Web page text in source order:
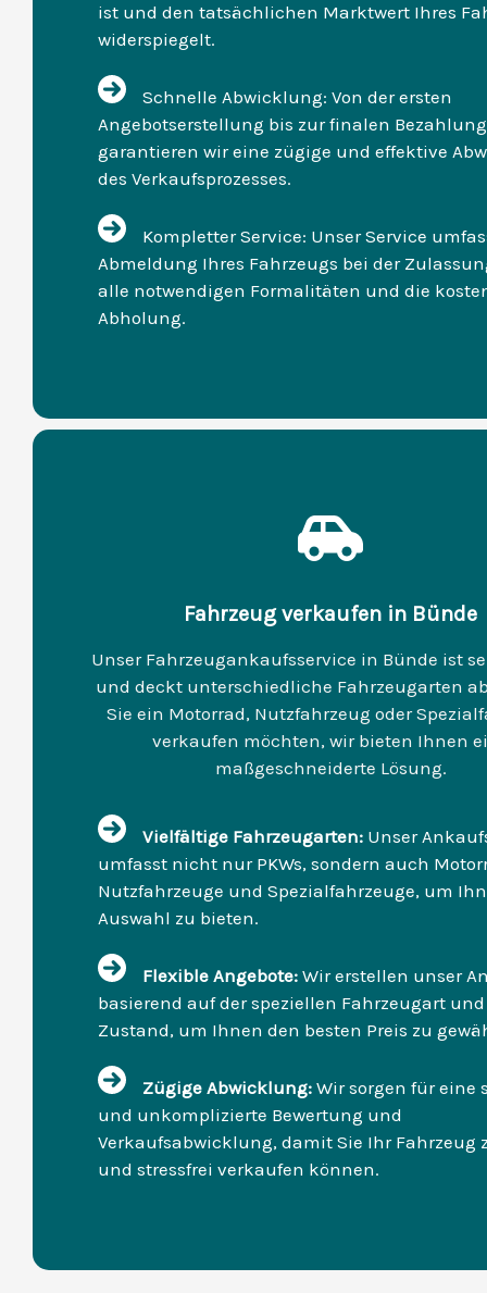
ist und den tatsächlichen Marktwert Ihres
widerspiegelt.
Schnelle Abwicklung: Von der ersten
Angebotserstellung bis zur finalen Bezahlung
garantieren wir eine zügige und effektive
des Verkaufsprozesses.
Kompletter Service: Unser Service
Abmeldung Ihres Fahrzeugs bei der
alle notwendigen Formalitäten und die
Abholung.
Fahrzeug verkaufen in Bünde
Unser Fahrzeugankaufsservice in Bünde ist
und deckt unterschiedliche Fahrzeugarten
Sie ein Motorrad, Nutzfahrzeug oder
verkaufen möchten, wir bieten Ihnen
maßgeschneiderte Lösung.
Vielfältige Fahrzeugarten: Unser
umfasst nicht nur PKWs, sondern auch
Nutzfahrzeuge und Spezialfahrzeuge, um
Auswahl zu bieten.
Flexible Angebote: Wir erstellen unser
basierend auf der speziellen Fahrzeugart
Zustand, um Ihnen den besten Preis zu
Zügige Abwicklung: Wir sorgen für eine
und unkomplizierte Bewertung und
Verkaufsabwicklung, damit Sie Ihr Fahrzeug
und stressfrei verkaufen können.